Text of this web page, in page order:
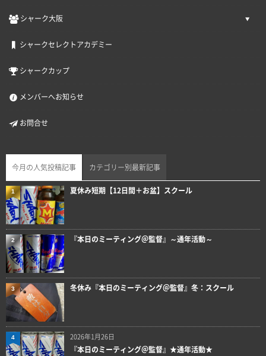
シャーク大阪
シャークセレクトアカデミー
シャークカップ
メンバーへお知らせ
お問合せ
今月の人気投稿記事 カテゴリー別最新記事
夏休み短期【12日間＋お盆】スクール
1
『本日のミーティング＠監督』～通年活動～
2
冬休み『本日のミーティング＠監督』冬：スクール
3
2026年1月26日
『本日のミーティング＠監督』★通年活動★
4